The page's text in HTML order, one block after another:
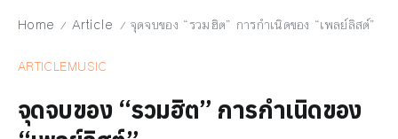
Home / Article / จุดจบของ “รวมฮิต” การกำเนิดของ “เพลย์ลิสต์”
ARTICLEMUSIC
จุดจบของ “รวมฮิต” การกำเนิดของ